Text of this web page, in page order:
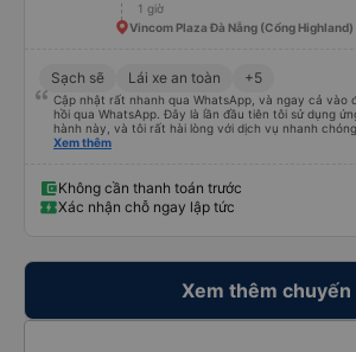
1 giờ
Vincom Plaza Đà Nẵng (Cổng Highland)
Sạch sẽ Lái xe an toàn +5
Cập nhật rất nhanh qua WhatsApp, và ngay cả vào
hồi qua WhatsApp. Đây là lần đầu tiên tôi sử dụng
hành này, và tôi rất hài lòng với dịch vụ nhanh
tôi đến khách sạn ở Huế, mặc dù tôi không báo trước
của họ một lần nữa cho chuyến trở về Đà Nẵng.
Xem thêm
Không cần thanh toán trước
Xác nhận chỗ ngay lập tức
Xem thêm chuyến